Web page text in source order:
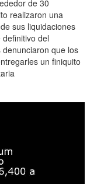
de 30
realizaron una
sus liquidaciones
del
que los
un finiquito